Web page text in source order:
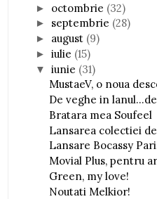
► octombrie (32)
► septembrie (28)
► august (9)
►iulie (15)
▼iunie (31)
MustaeV, o noua
De veghe in
Bratara mea Soufeel
Lansarea colectiei
Lansare Bocassy
Movial Plus, pentru
Green, my love!
Noutati Melkior!